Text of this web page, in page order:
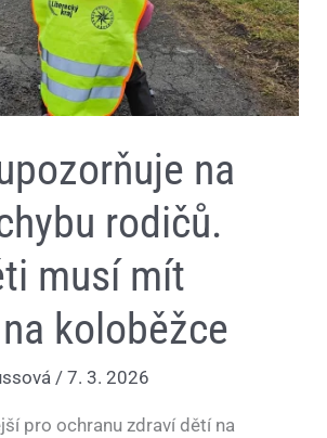
na
rodičů.
musí mít
koloběžce
/7. 3. 2026
pro ochranu zdraví dětí na